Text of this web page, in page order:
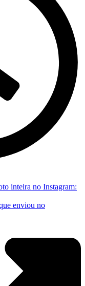
inteira no Instagram:
enviou no